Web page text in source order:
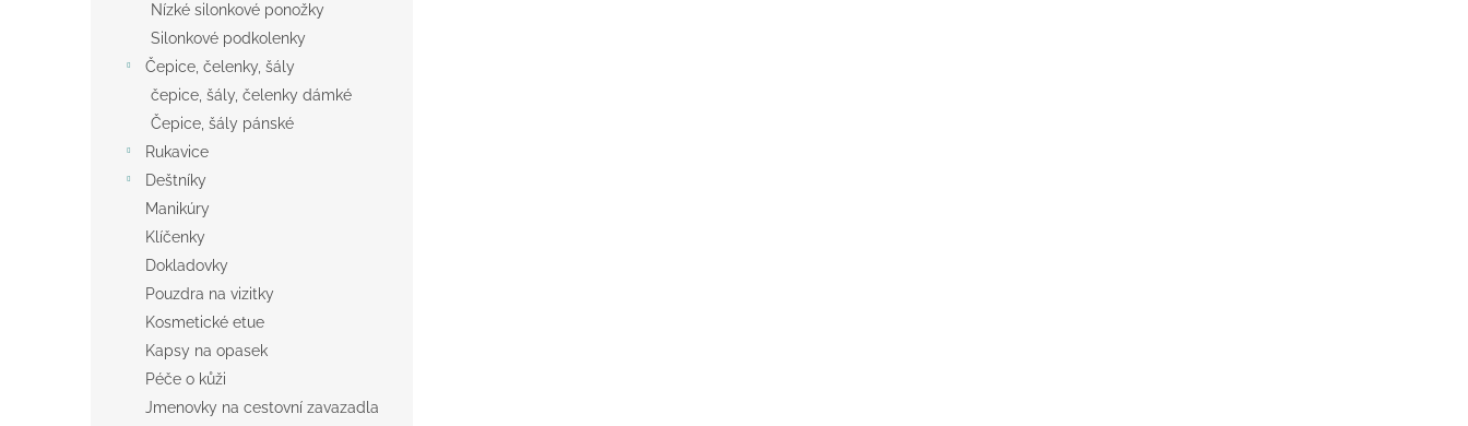
Nízké silonkové ponožky
Silonkové podkolenky
Čepice, čelenky, šály
čepice, šály, čelenky dámké
Čepice, šály pánské
Rukavice
Deštníky
Manikúry
Klíčenky
Dokladovky
Pouzdra na vizitky
Kosmetické etue
Kapsy na opasek
Péče o kůži
Jmenovky na cestovní zavazadla